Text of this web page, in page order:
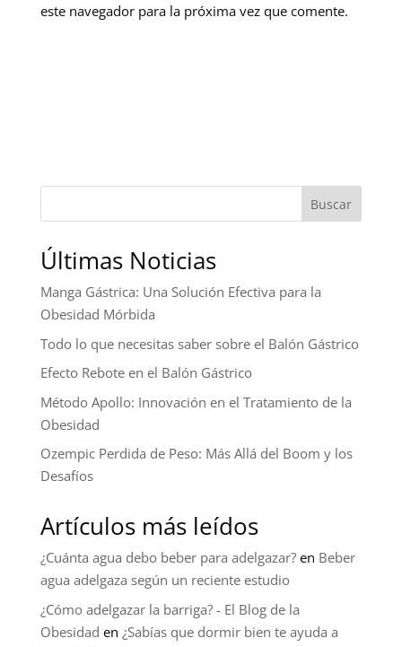
este navegador para la próxima vez que comente.
Buscar
Últimas Noticias
Manga Gástrica: Una Solución Efectiva para la
Obesidad Mórbida
Todo lo que necesitas saber sobre el Balón Gástrico
Efecto Rebote en el Balón Gástrico
Método Apollo: Innovación en el Tratamiento de la
Obesidad
Ozempic Perdida de Peso: Más Allá del Boom y los
Desafíos
Artículos más leídos
¿Cuánta agua debo beber para adelgazar?en Beber
agua adelgaza según un reciente estudio
¿Cómo adelgazar la barriga? - El Blog de la
Obesidad en ¿Sabías que dormir bien te ayuda a